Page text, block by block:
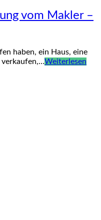
vom Makler –
haben, ein Haus, eine
verkaufen,…Weiterlesen